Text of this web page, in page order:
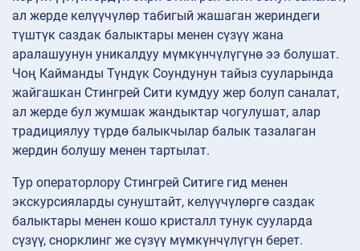
ал жерде келүүчүлөр табигый жашаган жериндеги
түштүк саздак балыктары менен сүзүү жана
аралашуунун уникалдуу мүмкүнчүлүгүнө ээ болушат.
Чоң Кайманды Түндүк Соундунун тайыз сууларында
жайгашкан Стингрей Сити кумдуу жер болуп саналат,
ал жерде бул жумшак жандыктар чогулушат, алар
традициялуу түрдө балыкчылар балык тазалаган
жердин болушу менен тартылат.
Тур операторлору Стингрей Ситиге гид менен
экскурсияларды сунуштайт, келүүчүлөргө саздак
балыктары менен кошо кристалл тунук сууларда
сүзүү, снорклинг же сүзүү мүмкүнчүлүгүн берет.